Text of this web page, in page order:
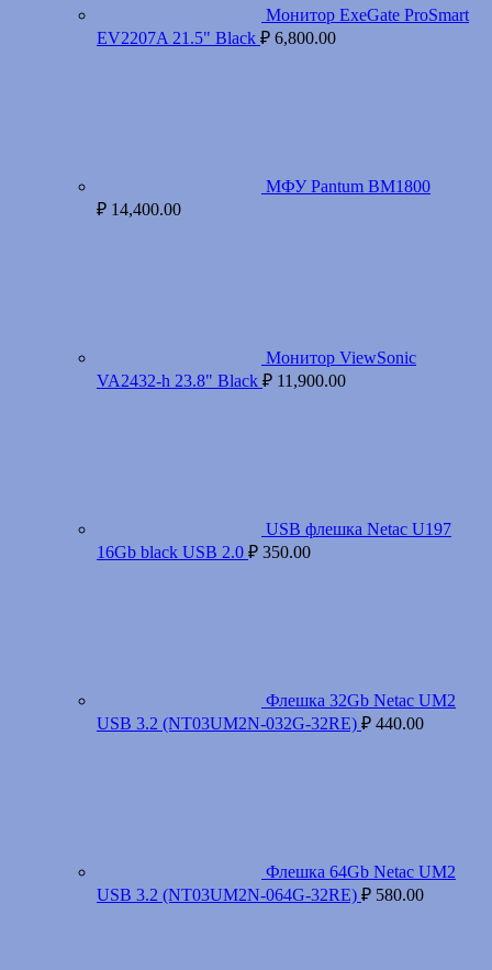
Монитор ExeGate ProSmart
EV2207A 21.5" Black ₽ 6,800.00
МФУ Pantum BM1800
₽ 14,400.00
Монитор ViewSonic
VA2432-h 23.8" Black ₽ 11,900.00
USB флешка Netac U197
16Gb black USB 2.0 ₽ 350.00
Флешка 32Gb Netac UM2
USB 3.2 (NT03UM2N-032G-32RE) ₽ 440.00
Флешка 64Gb Netac UM2
USB 3.2 (NT03UM2N-064G-32RE) ₽ 580.00